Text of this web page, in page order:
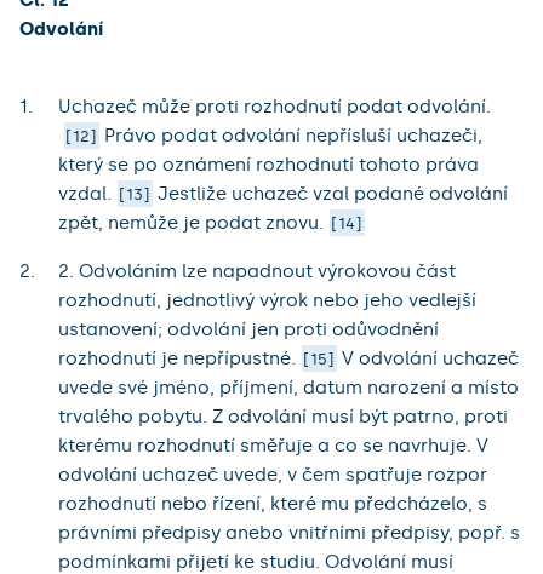
Odvolání
Uchazeč může proti rozhodnutí podat odvolání.
12
Právo podat odvolání nepřísluší uchazeči,
který se po oznámení rozhodnutí tohoto práva
vzdal.
13
Jestliže uchazeč vzal podané odvolání
zpět, nemůže je podat znovu.
14
2. Odvoláním lze napadnout výrokovou část
rozhodnutí, jednotlivý výrok nebo jeho vedlejší
ustanovení; odvolání jen proti odůvodnění
rozhodnutí je nepřípustné.
15
V odvolání uchazeč
uvede své jméno, příjmení, datum narození a místo
trvalého pobytu. Z odvolání musí být patrno, proti
kterému rozhodnutí směřuje a co se navrhuje. V
odvolání uchazeč uvede, v čem spatřuje rozpor
rozhodnutí nebo řízení, které mu předcházelo, s
právními předpisy anebo vnitřními předpisy, popř. s
podmínkami přijetí ke studiu. Odvolání musí